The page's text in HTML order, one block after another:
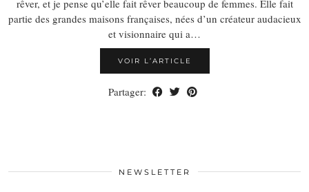
rêver, et je pense qu’elle fait rêver beaucoup de femmes. Elle fait
partie des grandes maisons françaises, nées d’un créateur audacieux
et visionnaire qui a…
VOIR L’ARTICLE
Partager:
NEWSLETTER